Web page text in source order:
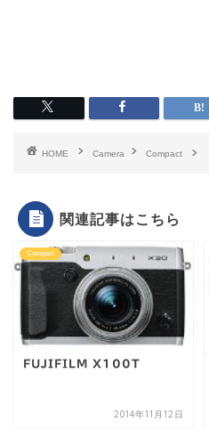
HOME Camera Compact
関連記事はこちら
Compact
FUJIFILM X100T
2014年11月12日